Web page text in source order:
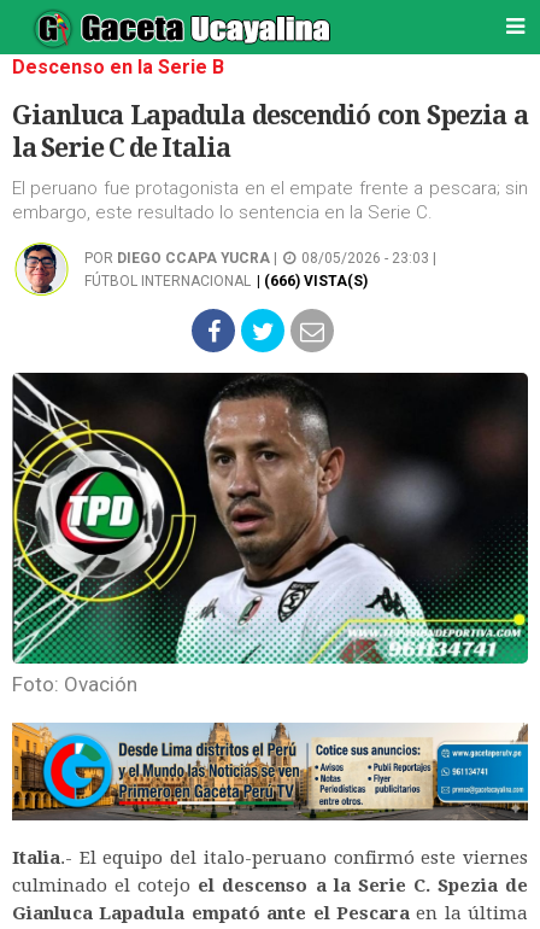
Descenso en la Serie B
Gianluca Lapadula descendió con Spezia a
la Serie C de Italia
El peruano fue protagonista en el empate frente a pescara; sin
embargo, este resultado lo sentencia en la Serie C.
POR DIEGO CCAPA YUCRA
08/05/2026 - 23:03 |
FÚTBOL INTERNACIONAL
| (666) VISTA(S)
Foto: Ovación
Italia.- El equipo del italo-peruano confirmó este viernes
culminado el cotejo el descenso a la Serie C. Spezia de
Gianluca Lapadula empató ante el Pescaraen la última